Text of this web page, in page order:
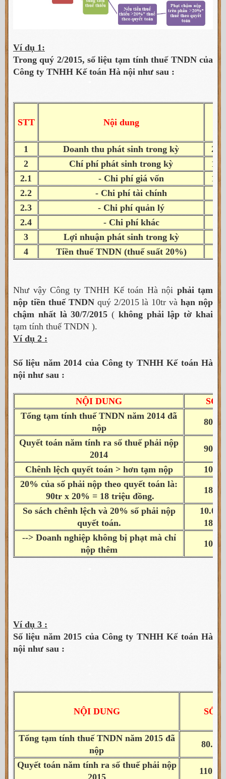
Ví dụ 1:
Trong quý 2/2015, số liệu tạm tính thuế TNDN của
Công ty TNHH Kế toán Hà nội như sau :
STT Nội dung
1 Doanh thu phát sinh trong kỳ
2
Chí phí phát sinh trong kỳ
2.1
- Chi phí giá vốn
2.2
- Chi phí tài chính
2.3
- Chi phí quản lý
2.4
- Chi phí khác
3
Lợi nhuận phát sinh trong kỳ
4
Tiền thuế TNDN (thuế suất 20%)
Như vậy Công ty TNHH Kế toán Hà nội phải tạm
nộp tiền thuế TNDNquý 2/2015 là 10tr vàhạn nộp
chậm nhất là 30/7/2015 ( không phải lập tờ khai
tạm tính thuế TNDN ).
Ví dụ 2 :
Số liệu năm 2014 của Công ty TNHH Kế toán Hà
nội như sau :
NỘI DUNG
SỐ
Tổng tạm tính thuế TNDN năm 2014 đã
nộp
Quyết toán năm tính ra số thuế phải nộp
2014
Chênh lệch quyết toán > hơn tạm nộp
20% của số phải nộp theo quyết toán là:
90tr x 20% = 18 triệu đồng.
So sách chênh lệch và 20% số phải nộp
quyết toán.
--> Doanh nghiệp không bị phạt mà chỉ
nộp thêm
Ví dụ 3 :
Số liệu năm 2015 của Công ty TNHH Kế toán Hà
nội như sau :
NỘI DUNG SỐ
Tổng tạm tính thuế TNDN năm 2015 đã
nộp
Quyết toán năm tính ra số thuế phải nộp
2015